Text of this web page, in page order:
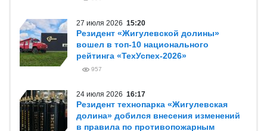
27 июля 2026 15:20
Резидент «Жигулевской долины»
вошел в топ-10 национального
рейтинга «ТехУспех-2026»
957
24 июля 2026 16:17
Резидент технопарка «Жигулевская
долина» добился внесения изменений
в правила по противопожарным